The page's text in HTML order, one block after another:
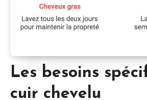
Les besoins
cuir chevelu